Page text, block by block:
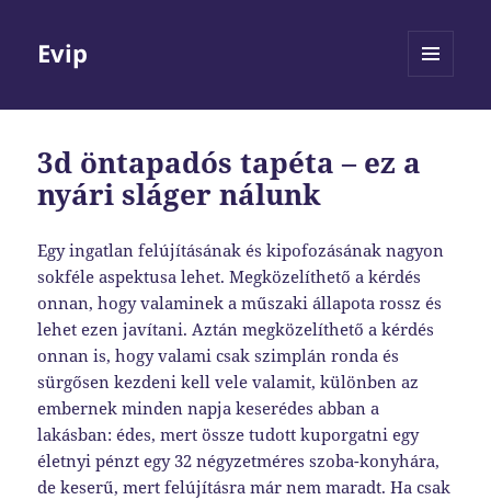
Evip
3d öntapadós tapéta – ez a
nyári sláger nálunk
Egy ingatlan felújításának és kipofozásának nagyon
sokféle aspektusa lehet. Megközelíthető a kérdés
onnan, hogy valaminek a műszaki állapota rossz és
lehet ezen javítani. Aztán megközelíthető a kérdés
onnan is, hogy valami csak szimplán ronda és
sürgősen kezdeni kell vele valamit, különben az
embernek minden napja keserédes abban a
lakásban: édes, mert össze tudott kuporgatni egy
életnyi pénzt egy 32 négyzetméres szoba-konyhára,
de keserű, mert felújításra már nem maradt. Ha csak